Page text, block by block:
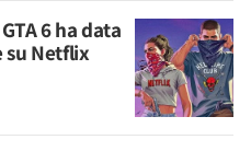
6 ha data
su Netflix